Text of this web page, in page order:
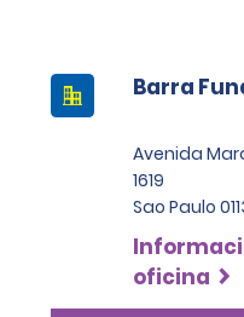
Barra
Avenida
1619
Sao Paulo
oficina